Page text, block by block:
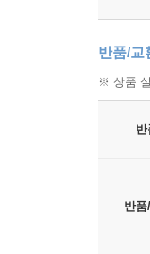
반품/교
※ 상품
반
반